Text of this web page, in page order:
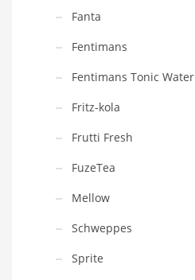
Fanta
Fentimans
Fentimans Tonic Water
Fritz-kola
Frutti Fresh
FuzeTea
Mellow
Schweppes
Sprite